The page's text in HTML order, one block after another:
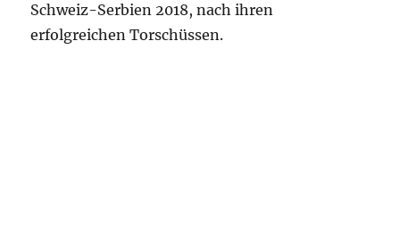
Schweiz-Serbien 2018, nach ihren
erfolgreichen Torschüssen.